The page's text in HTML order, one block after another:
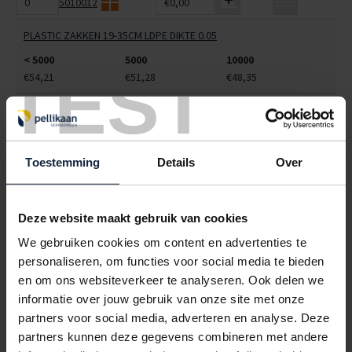
TEST
Toestemming Details Over
Deze website maakt gebruik van cookies
We gebruiken cookies om content en advertenties te
personaliseren, om functies voor social media te bieden
en om ons websiteverkeer te analyseren. Ook delen we
informatie over jouw gebruik van onze site met onze
partners voor social media, adverteren en analyse. Deze
partners kunnen deze gegevens combineren met andere
PLASTIC ZAKKEN 19-35CM LDPE DIKTE 0.05
< 5000
5000
10000
€54,21
€51,28 €48,35
5010013
PLASTIC ZAKKEN 24-35CM LDPE DIKTE 0.05
< 5000
€54,15
€50,96 €47,78
5010015 €0,00
PLASTIC ZAKKEN 32-42CM LDPE DIKTE 0.05
< 5000
5000
10000
€103,50
€98,33 €93,15
5010025 €0,00